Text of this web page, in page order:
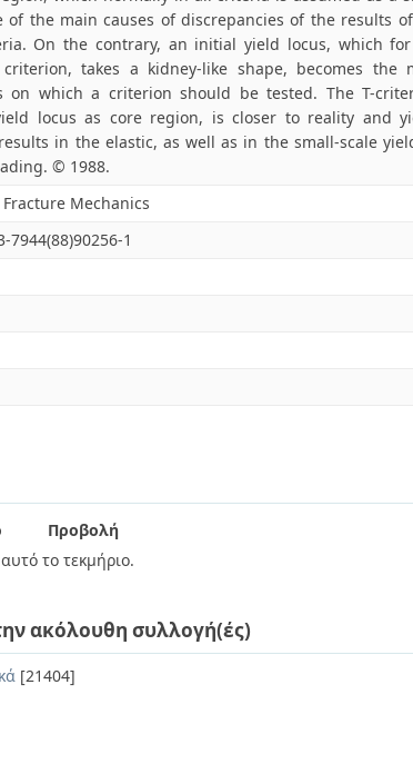
of the main causes of discrepancies of the results
On the contrary, an initial yield locus, which
takes a kidney-like shape, becomes the
on which a criterion should be tested. The T-
locus as core region, is closer to reality and
in the elastic, as well as in the small-scale
© 1988.
Mechanics
7944(88)90256-1
Προβολή
το τεκμήριο.
ακόλουθη συλλογή(ές)
[21404]